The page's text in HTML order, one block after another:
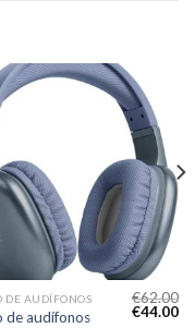
DE AUDÍFONOS
de audífonos
€62.00
€44.00